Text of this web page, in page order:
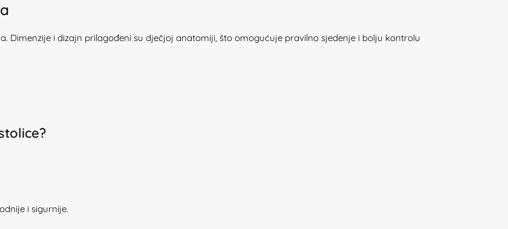
Dimenzije i dizajn prilagođeni su dječjoj anatomiji, što omogućuje pravilno sjedenje i bolju kontrolu
i sigurnije.